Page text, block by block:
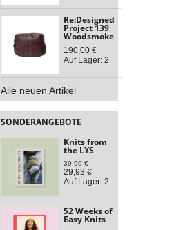
Re:Designed
Project 139
Woodsmoke
190,00 €
Auf Lager: 2
Alle neuen Artikel
SONDERANGEBOTE
Knits from
the LYS
39,90 €
29,93 €
Auf Lager: 2
52 Weeks of
Easy Knits